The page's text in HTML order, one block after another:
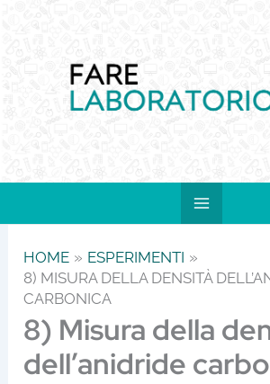
contenuto
HOME
ESPERIMENTI
8) MISURA DELLA DENSITÀ
CARBONICA
8) Misura della
dell’anidride